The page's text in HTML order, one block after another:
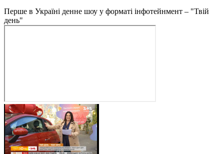
Перше в Україні денне шоу у форматі інфотейнмент – "Твій
день"